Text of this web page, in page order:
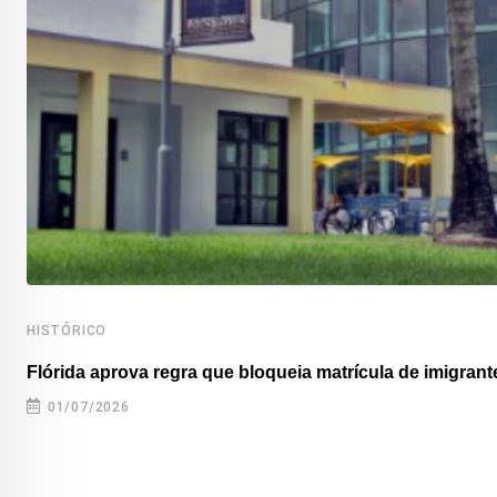
HISTÓRICO
Flórida aprova regra que bloqueia matrícula de
01/07/2026